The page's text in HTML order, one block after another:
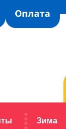
Оплата
Зима